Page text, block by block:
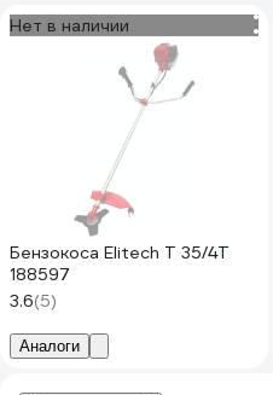
Нет в наличии
Бензокоса Elitech Т 35/4Т
188597
3.6(5)
Аналоги